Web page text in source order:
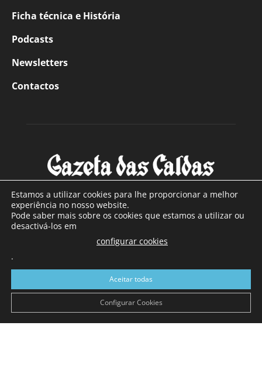
Ficha técnica e História
Podcasts
Newsletters
Contactos
SOBRE NÓS
Com sede nas Caldas da Rainha e mais de 90 anos de
a sul de distrito de Leiria, com mais de 40.000 leitores por
toda a região Oeste. Jornal com distribuição em Portugal
Continental e assinatura online.
Estamos a utilizar cookies para lhe proporcionar a melhor
experiência no nosso website.
Pode saber mais sobre os cookies que estamos a utilizar ou
desactivá-los em
configurar cookies
.
Aceitar todas
Configurar Cookies